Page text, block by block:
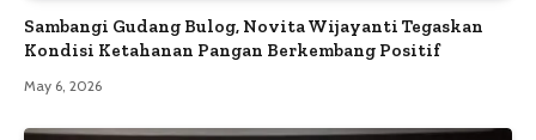
Sambangi Gudang Bulog, Novita Wijayanti Tegaskan
Kondisi Ketahanan Pangan Berkembang Positif
May 6, 2026